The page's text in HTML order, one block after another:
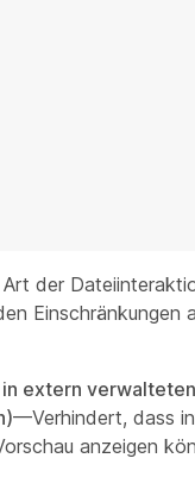
der
Einschränkungen
extern
—Verhindert, dass
anzeigen